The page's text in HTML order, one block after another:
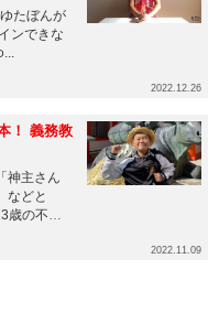
たぼんが
ンできな
2022.12.26
！ 義務教
神主さん
などと
歳の不登
2022.11.09